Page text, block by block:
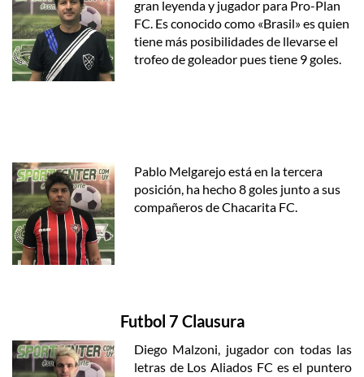
gran leyenda y jugador para Pro-Plan
FC. Es conocido como «Brasil» es quien
tiene más posibilidades de llevarse el
trofeo de goleador pues tiene 9 goles.
Pablo Melgarejo está en la tercera
posición, ha hecho 8 goles junto a sus
compañeros de Chacarita FC.
Futbol 7 Clausura
Diego Malzoni, jugador con todas las
letras de Los Aliados FC es el puntero